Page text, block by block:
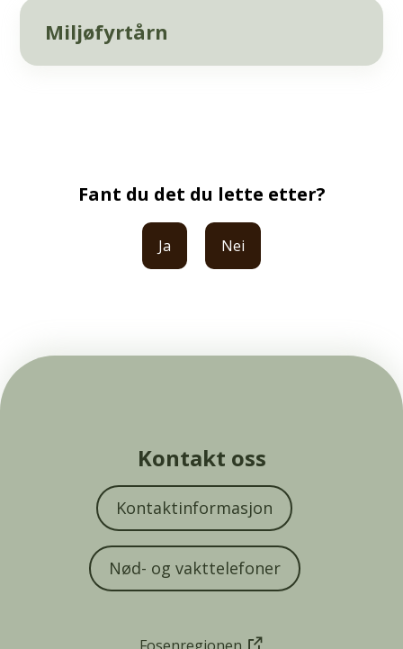
Miljøfyrtårn
Fant du det du lette etter?
Ja Nei
Kontakt oss
Kontaktinformasjon
Nød- og vakttelefoner